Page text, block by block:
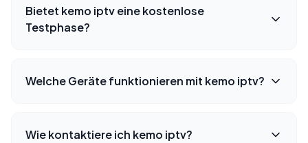
Bietet kemo iptv eine kostenlose
Testphase?
Welche Geräte funktionieren mit kemo iptv?
Wie kontaktiere ich kemo iptv?